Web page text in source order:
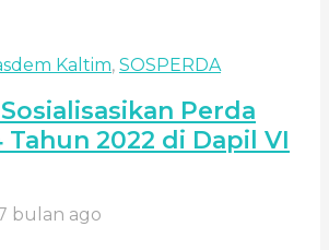
Kaltim, SOSPERDA
Perda
2022 di Dapil VI
bulan ago